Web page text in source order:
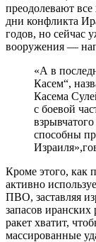
преодолевают
дни конфликта
годов, но сейчас
вооружения —
«А в
Касем“,
Касема
с боевой
способны
Кроме этого, как
активно
ПВО, заставляя
запасов иранских
ракет хватит,
массированные